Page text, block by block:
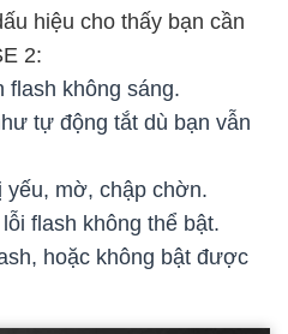
hiệu cho thấy bạn cần
2:
flash không sáng.
tự động tắt dù bạn vẫn
yếu, mờ, chập chờn.
flash không thể bật.
hoặc không bật được